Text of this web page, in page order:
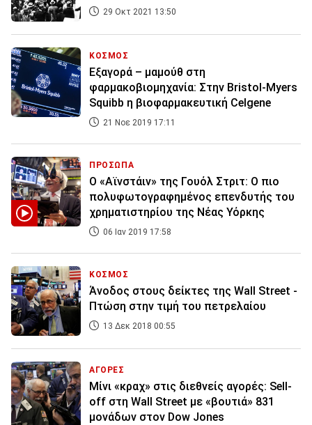
29 Οκτ 2021 13:50
ΚΟΣΜΟΣ
Εξαγορά – μαμούθ στη
φαρμακοβιομηχανία: Στην Bristol-Myers
Squibb η βιοφαρμακευτική Celgene
21 Νοε 2019 17:11
ΠΡΟΣΩΠΑ
Ο «Αϊνστάιν» της Γουόλ Στριτ: Ο πιο
πολυφωτογραφημένος επενδυτής του
χρηματιστηρίου της Νέας Υόρκης
06 Ιαν 2019 17:58
ΚΟΣΜΟΣ
Άνοδος στους δείκτες της Wall Street -
Πτώση στην τιμή του πετρελαίου
13 Δεκ 2018 00:55
ΑΓΟΡΕΣ
Μίνι «κραχ» στις διεθνείς αγορές: Sell-
off στη Wall Street με «βουτιά» 831
μονάδων στον Dow Jones